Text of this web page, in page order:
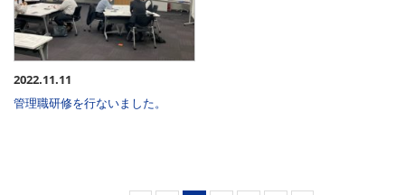
2022.11.11
管理職研修を行ないました。